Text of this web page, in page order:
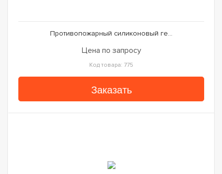
Противопожарный силиконовый ге...
Цена по запросу
Код товара: 775
Заказать